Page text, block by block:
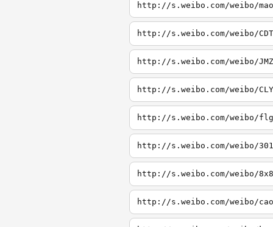
http://s.weibo.com/weibo/mao
http://s.weibo.com/weibo/CDT
http://s.weibo.com/weibo/JMZ
http://s.weibo.com/weibo/CLY
http://s.weibo.com/weibo/flg
http://s.weibo.com/weibo/301
http://s.weibo.com/weibo/8x8
http://s.weibo.com/weibo/cao